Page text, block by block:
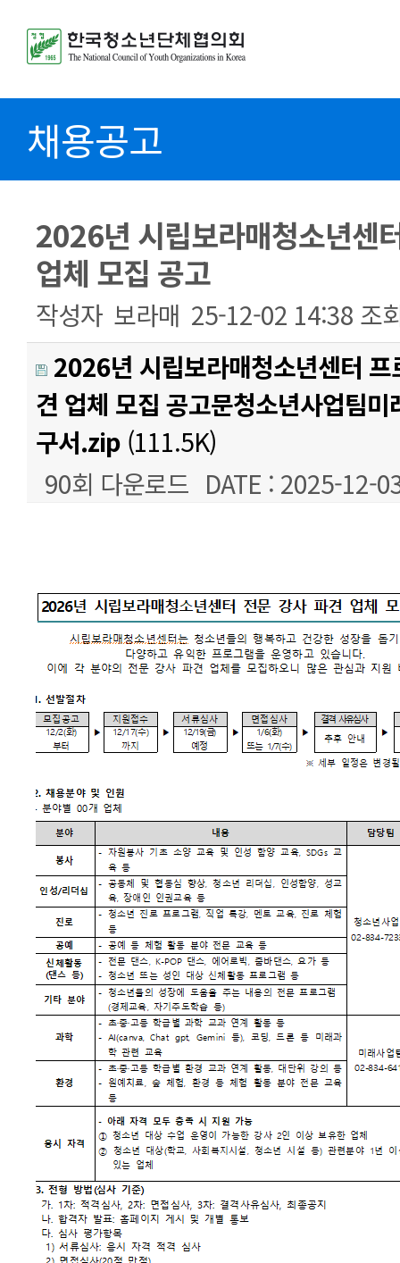
채용공고
2026년 시립보라매청소년센
업체 모집 공고
작성자 보라매 25-12-02 14:38 조
2026년 시립보라매청소년센터 프
견 업체 모집 공고문청소년사업팀
구서.zip (111.5K)
90회 다운로드 DATE : 2025-12-
본문